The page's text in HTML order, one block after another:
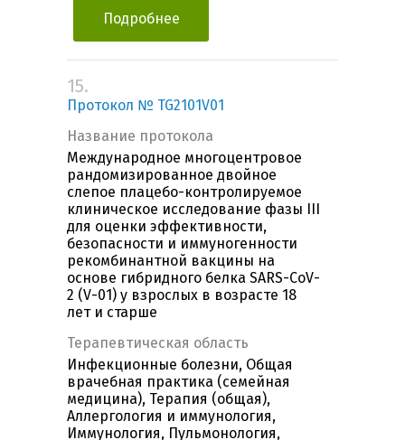
Подробнее
15.
Протокол № TG2101V01
Название протокола
Международное многоцентровое
рандомизированное двойное
слепое плацебо-контролируемое
клиническое исследование фазы III
для оценки эффективности,
безопасности и иммуногенности
рекомбинантной вакцины на
основе гибридного белка SARS-CoV-
2 (V-01) у взрослых в возрасте 18
лет и старше
Терапевтическая область
Инфекционные болезни, Общая
врачебная практика (семейная
медицина), Терапия (общая),
Аллергология и иммунология,
Иммунология, Пульмонология,